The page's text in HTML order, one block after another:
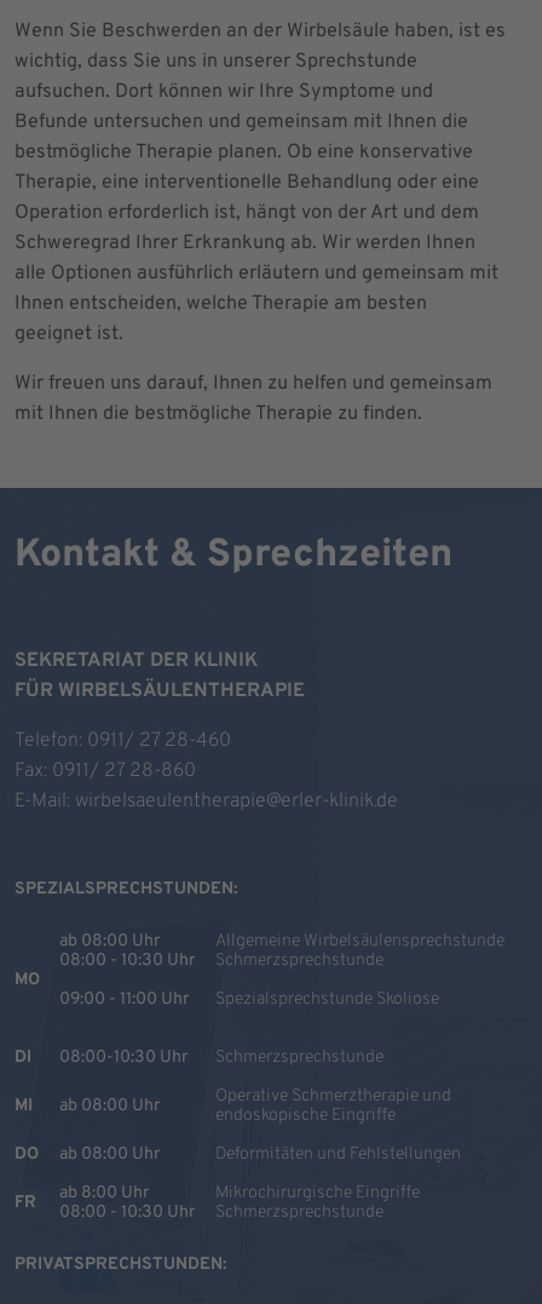
Wenn Sie Beschwerden an der Wirbelsäule haben, ist es
wichtig, dass Sie uns in unserer Sprechstunde
aufsuchen. Dort können wir Ihre Symptome und
Befunde untersuchen und gemeinsam mit Ihnen die
bestmögliche Therapie planen. Ob eine konservative
Therapie, eine interventionelle Behandlung oder eine
Operation erforderlich ist, hängt von der Art und dem
Schweregrad Ihrer Erkrankung ab. Wir werden Ihnen
alle Optionen ausführlich erläutern und gemeinsam mit
Ihnen entscheiden, welche Therapie am besten
geeignet ist.
Wir freuen uns darauf, Ihnen zu helfen und gemeinsam
mit Ihnen die bestmögliche Therapie zu finden.
Kontakt & Sprechzeiten
SEKRETARIAT DER KLINIK
FÜR WIRBELSÄULENTHERAPIE
Telefon: 0911/ 27 28-460
Fax: 0911/ 27 28-860
E-Mail: wirbelsaeulentherapie@erler-klinik.de
SPEZIALSPRECHSTUNDEN:
MO
ab 08:00 Uhr
08:00 - 10:30 Uhr
09:00 - 11:00 Uhr
Allgemeine Wirbelsäulensprechstunde
Schmerzsprechstunde
Spezialsprechstunde Skoliose
DI 08:00-10:30 Uhr Schmerzsprechstunde
MI ab 08:00 Uhr
Operative Schmerztherapie und
endoskopische Eingriffe
DO
ab 08:00 Uhr Deformitäten und Fehlstellungen
FR
ab 8:00 Uhr
08:00 - 10:30 Uhr
Mikrochirurgische Eingriffe
Schmerzsprechstunde
PRIVATSPRECHSTUNDEN: